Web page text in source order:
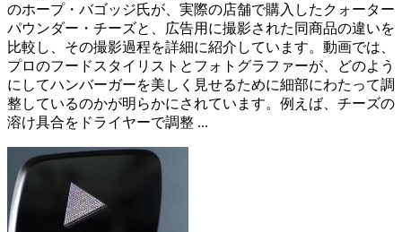
のホープ・バゴッジ氏が、実際の店舗で購入したクォーター
パウンダー・チーズと、広告用に撮影された同商品の違いを
比較し、その撮影過程を詳細に紹介しています。動画では、
プロのフードスタイリストとフォトグラファーが、どのよう
にしてハンバーガーを美しく見せるために細部にわたって調
整しているのかが明らかにされています。例えば、チーズの
溶け具合をドライヤーで調整 ...